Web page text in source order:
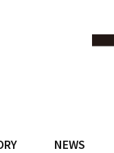
NEWS